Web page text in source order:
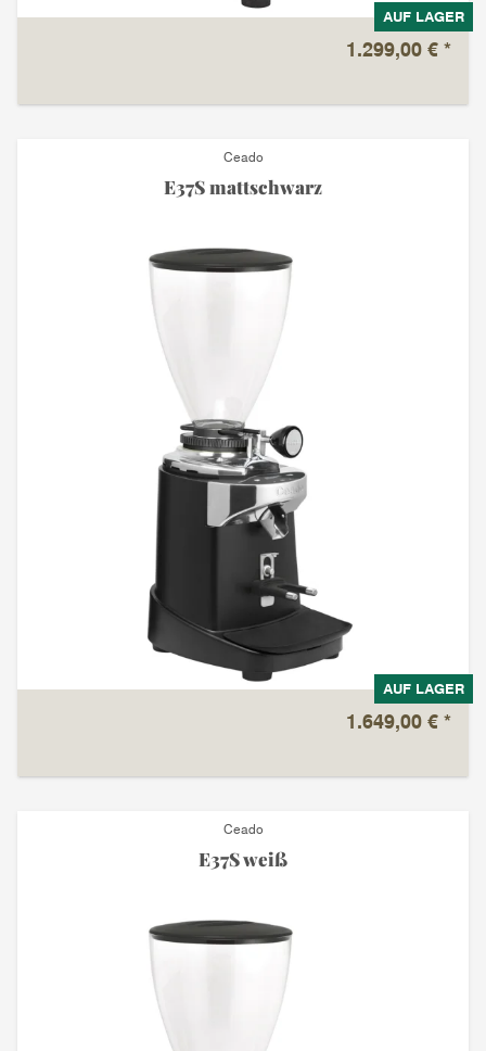
AUF LAGER
1.299,00 € *
Ceado
E37S mattschwarz
AUF LAGER
1.649,00 € *
Ceado
E37S weiß